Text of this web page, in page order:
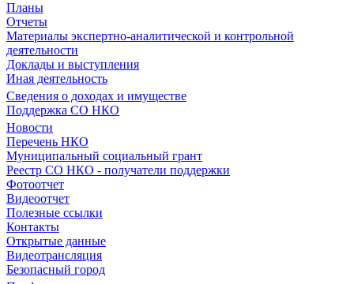
Планы
Отчеты
Материалы экспертно-аналитической и контрольной
деятельности
Доклады и выступления
Иная деятельность
Сведения о доходах и имуществе
Поддержка СО НКО
Новости
Перечень НКО
Муниципальный социальный грант
Реестр СО НКО - получатели поддержки
Фотоотчет
Видеоотчет
Полезные ссылки
Контакты
Открытые данные
Видеотрансляция
Безопасный город